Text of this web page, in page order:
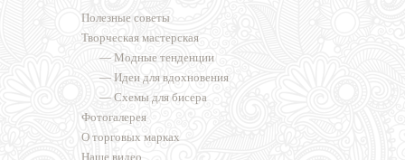
Полезные советы
Творческая мастерская
— Модные тенденции
— Идеи для вдохновения
— Схемы для бисера
Фотогалерея
О торговых марках
Наше видео